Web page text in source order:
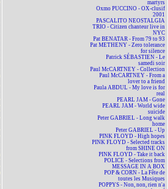
martyrs
Oxmo PUCCINO - OX-clusif
2001
PASCALITO NEOSTALGIA
TRIO - Citizen chanteur live in
NYC
Pat BENATAR - From 79 to 93
Pat METHENY - Zero tolerance
for silence
Patrick SÉBASTIEN - Le
samedi soir
Paul McCARTNEY - Collection
Paul McCARTNEY - From a
lover to a friend
Paula ABDUL - My love is for
real
PEARL JAM - Gone
PEARL JAM - World wide
suicide
Peter GABRIEL - Long walk
home
Peter GABRIEL - Up
PINK FLOYD - High hopes
PINK FLOYD - Selected tracks
from SHINE ON
PINK FLOYD - Take it back
POLICE - Selections from
MESSAGE IN A BOX
POP & CORN - La Fête de
toutes les Musiques
POPPYS - Non, non, rien n'a